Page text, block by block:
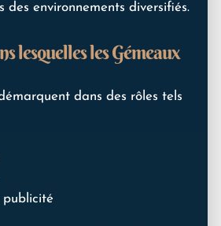
des environnements diversifiés.
lesquelles les Gémeaux
dans des rôles tels
publicité